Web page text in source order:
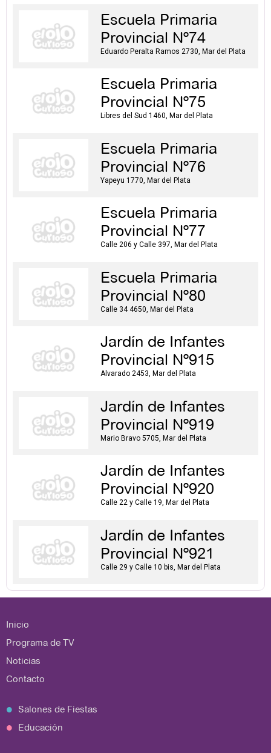
Escuela Primaria
Provincial Nº74
Eduardo Peralta Ramos 2730, Mar del Plata
Escuela Primaria
Provincial Nº75
Libres del Sud 1460, Mar del Plata
Escuela Primaria
Provincial Nº76
Yapeyu 1770, Mar del Plata
Escuela Primaria
Provincial Nº77
Calle 206 y Calle 397, Mar del Plata
Escuela Primaria
Provincial Nº80
Calle 34 4650, Mar del Plata
Jardín de Infantes
Provincial Nº915
Alvarado 2453, Mar del Plata
Jardín de Infantes
Provincial Nº919
Mario Bravo 5705, Mar del Plata
Jardín de Infantes
Provincial Nº920
Calle 22 y Calle 19, Mar del Plata
Jardín de Infantes
Provincial Nº921
Calle 29 y Calle 10 bis, Mar del Plata
Inicio
Programa de TV
Noticias
Contacto
Salones de Fiestas
Educación